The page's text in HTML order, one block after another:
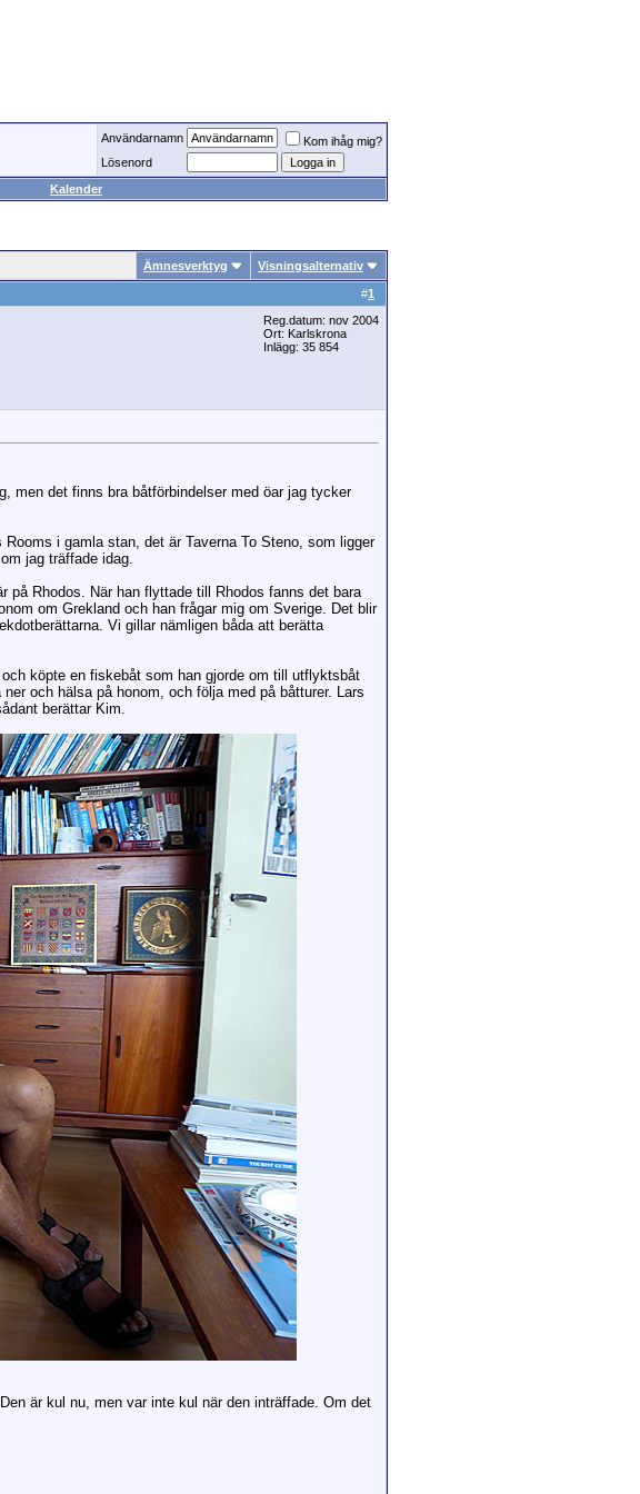
Användarnamn
Kom ihåg mig?
Lösenord
Kalender
Ämnesverktyg Visningsalternativ
#1
Reg.datum: nov 2004
Ort: Karlskrona
Inlägg: 35 854
men det finns bra båtförbindelser med öar jag tycker
i gamla stan, det är Taverna To Steno, som ligger
jag träffade idag.
på Rhodos. När han flyttade till Rhodos fanns det bara
om Grekland och han frågar mig om Sverige. Det blir
Vi gillar nämligen båda att berätta
köpte en fiskebåt som han gjorde om till utflyktsbåt
och hälsa på honom, och följa med på båtturer. Lars
berättar Kim.
är kul nu, men var inte kul när den inträffade. Om det